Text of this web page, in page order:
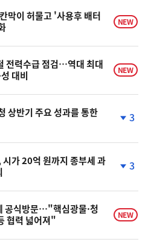
막이 허물고 '사용후 배터
NEW
전력수급 점검…역대 최대
대비
NEW
상반기 주요 성과를 통한
하
3
가 20억 원까지 종부세 과
하
락
3
공식방문…"핵심광물·청
협력 넓어져"
NEW